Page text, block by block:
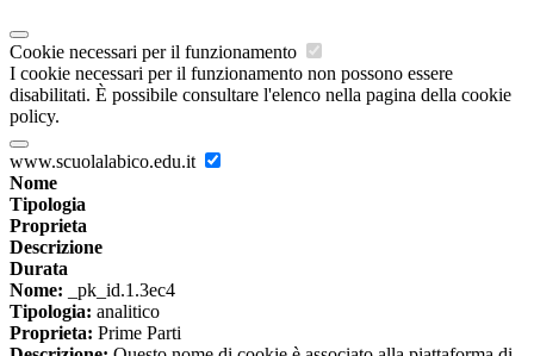
Cookie necessari per il funzionamento
I cookie necessari per il funzionamento non possono essere
disabilitati. È possibile consultare l'elenco nella pagina della cookie
policy.
www.scuolalabico.edu.it
Nome
Tipologia
Proprieta
Descrizione
Durata
Nome: _pk_id.1.3ec4
Tipologia: analitico
Proprieta: Prime Parti